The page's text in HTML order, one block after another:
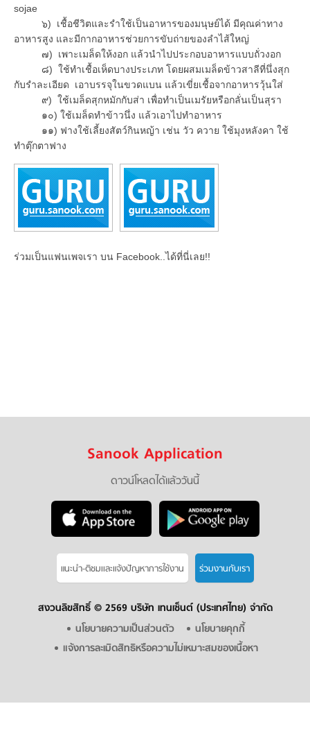
sojae
๖) เชื้อชีวิตและรำใช้เป็นอาหารของมนุษย์ได้ มีคุณค่าทาง
อาหารสูง และมีกากอาหารช่วยการขับถ่ายของลำไส้ใหญ่
๗) เพาะเมล็ดให้งอก แล้วนำไปประกอบอาหารแบบถั่วงอก
๘) ใช้ทำเชื้อเห็ดบางประเภท โดยผสมเมล็ดข้าวสาลีที่นึ่งสุก
กับรำละเอียด เอาบรรจุในขวดแบน แล้วเขี่ยเชื้อจากอาหารวุ้นใส่
๙) ใช้เมล็ดสุกหมักกับส่า เพื่อทำเป็นเมรัยหรือกลั่นเป็นสุรา
๑๐) ใช้เมล็ดทำข้าวนึ่ง แล้วเอาไปทำอาหาร
๑๑) ฟางใช้เลี้ยงสัตว์กินหญ้า เช่น วัว ควาย ใช้มุงหลังคา ใช้
ทำตุ๊กตาฟาง
ร่วมเป็นแฟนเพจเรา บน Facebook..ได้ที่นี่เลย!!
Sanook Application
ดาวน์โหลดได้แล้ววันนี้
แนะนำ-ติชมเเละแจ้งปัญหาการใช้งาน ร่วมงานกับเรา
สงวนลิขสิทธิ์ © 2569 บริษัท เทนเซ็นต์ (ประเทศไทย) จำกัด
นโยบายความเป็นส่วนตัว
นโยบายคุกกี้
แจ้งการละเมิดสิทธิหรือความไม่เหมาะสมของเนื้อหา